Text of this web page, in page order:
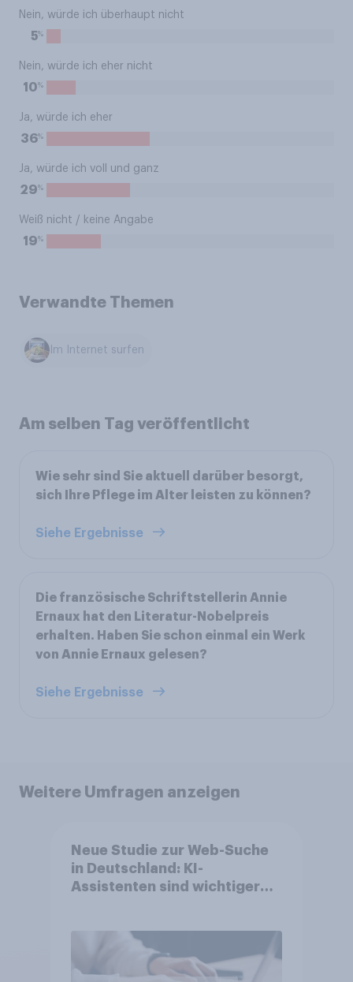
Nein, würde ich überhaupt nicht
5%
Nein, würde ich eher nicht
10%
Ja, würde ich eher
36%
Ja, würde ich voll und ganz
29%
Weiß nicht / keine Angabe
19%
Verwandte Themen
Im Internet surfen
Am selben Tag veröffentlicht
Wie sehr sind Sie aktuell darüber besorgt,
sich Ihre Pflege im Alter leisten zu können?
Siehe Ergebnisse
Die französische Schriftstellerin Annie
Ernaux hat den Literatur-Nobelpreis
erhalten. Haben Sie schon einmal ein Werk
von Annie Ernaux gelesen?
Siehe Ergebnisse
Weitere Umfragen anzeigen
Neue Studie zur Web-Suche
in Deutschland: KI-
Assistenten sind wichtiger